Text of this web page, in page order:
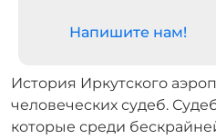
История Иркутского
человеческих судеб.
которые среди
Напишите нам!